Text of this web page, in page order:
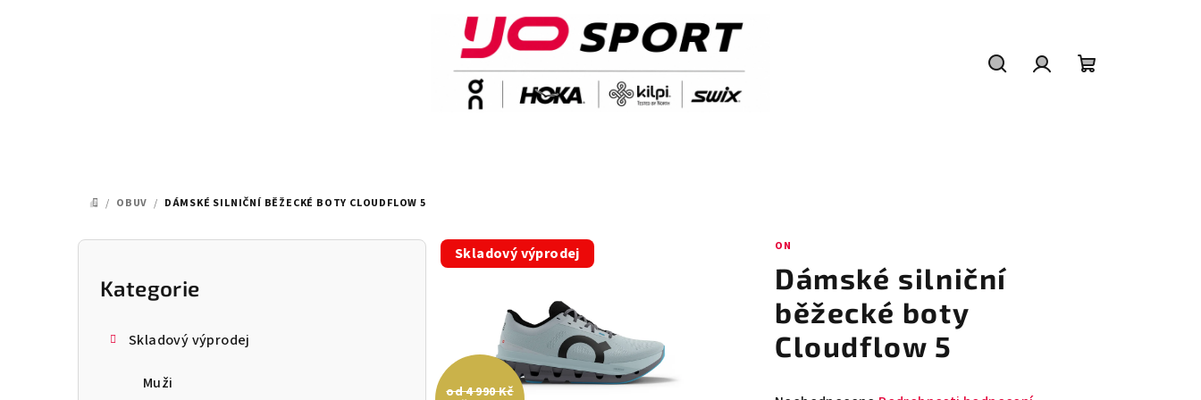
DOMŮ
/ OBUV / DÁMSKÉ SILNIČNÍ BĚŽECKÉ BOTY CLOUDFLOW 5
P
Přeskočit
kategorie
Kategorie
Skladový výprodej
Muži
ON
Dámské silniční
běžecké boty
Cloudflow 5
Skladový výprodej
od 4 990 Kč